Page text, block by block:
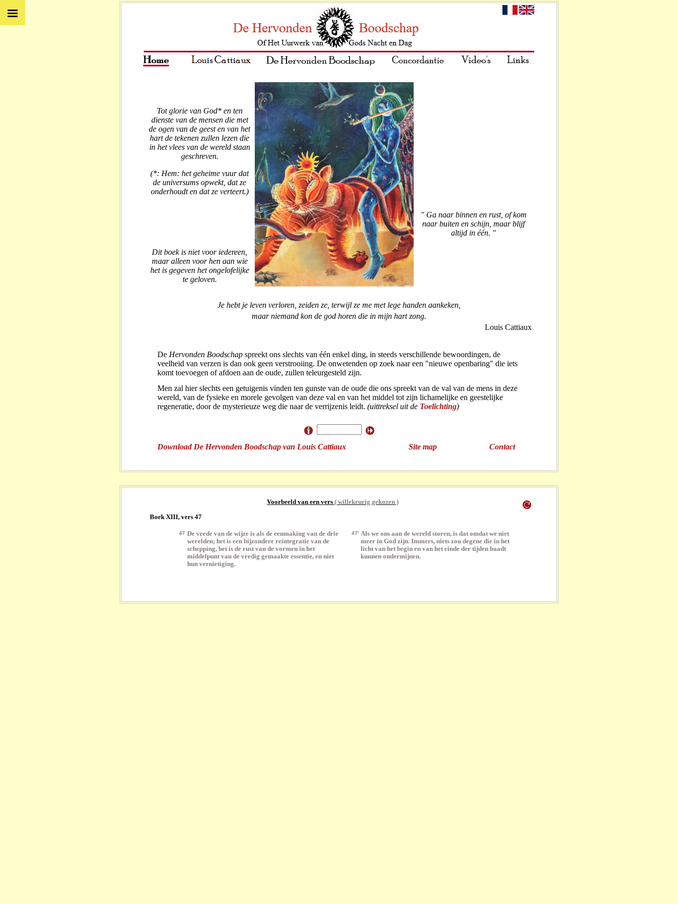
Tot glorie van God* en ten
dienste van de mensen die met
de ogen van de geest en van het
hart de tekenen zullen lezen die
in het vlees van de wereld staan
geschreven.
(*: Hem: het geheime vuur dat
de universums opwekt, dat ze
onderhoudt en dat ze verteert.)
" Ga naar binnen en rust, of kom
naar buiten en schijn, maar blijf
altijd in één. "
Dit boek is niet voor iedereen,
maar alleen voor hen aan wie
het is gegeven het ongelofelijke
te geloven.
Je hebt je leven verloren, zeiden ze, terwijl ze me met lege handen aankeken,
maar niemand kon de god horen die in mijn hart zong.
Louis Cattiaux
De Hervonden Boodschapspreekt ons slechts van één enkel ding, in steeds verschillende bewoordingen, de
veelheid van verzen is dan ook geen verstrooiing. De onwetenden op zoek naar een "nieuwe openbaring" die iets
komt toevoegen of afdoen aan de oude, zullen teleurgesteld zijn.
Men zal hier slechts een getuigenis vinden ten gunste van de oude die ons spreekt van de val van de mens in deze
wereld, van de fysieke en morele gevolgen van deze val en van het middel tot zijn lichamelijke en geestelijke
regeneratie, door de mysterieuze weg die naar de verrijzenis leidt. (uittreksel uit de Toelichting)
Download De Hervonden Boodschap van Louis Cattiaux Site map Contact
Voorbeeld van een vers ( willekeurig gekozen )
Boek XIII, vers 47
47 De vrede van de wijze is als de eenmaking van de drie
werelden; het is een bijzondere reïntegratie van de
schepping, het is de rust van de vormen in het
middelpunt van de vredig gemaakte essentie, en niet
hun vernietiging.
47' Als we ons aan de wereld storen, is dat omdat we niet
meer in God zijn. Immers, niets zou degene die in het
licht van het begin en van het einde der tijden baadt
kunnen ondermijnen.